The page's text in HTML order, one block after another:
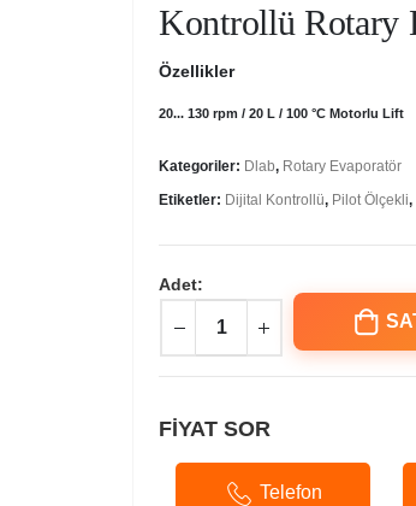
Kontrollü Rotary
Özellikler
20... 130 rpm / 20 L / 100 °C Motorlu Lift
Kategoriler: Dlab, Rotary Evaporatör
Etiketler: Dijital Kontrollü, Pilot Ölçekli,
Adet:
FİYAT SOR
Telefon